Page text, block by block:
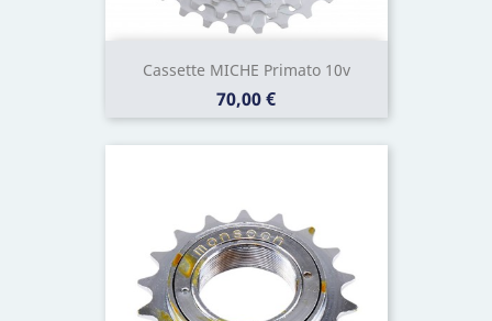
Cassette MICHE Primato 10v
Prix
70,00 €